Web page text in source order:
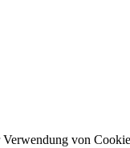
von